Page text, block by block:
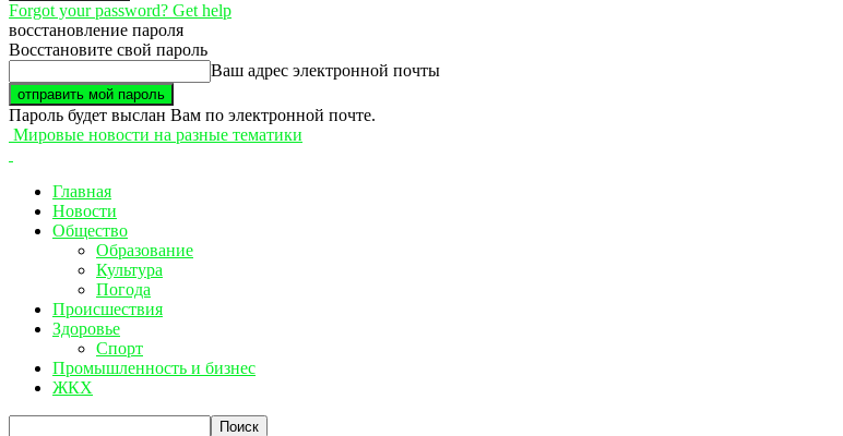
Forgot your password? Get help
восстановление пароля
Восстановите свой пароль
Ваш адрес электронной почты
Пароль будет выслан Вам по электронной почте.
Мировые новости на разные тематики
Главная
Новости
Общество
Образование
Культура
Погода
Происшествия
Здоровье
Спорт
Промышленность и бизнес
ЖКХ